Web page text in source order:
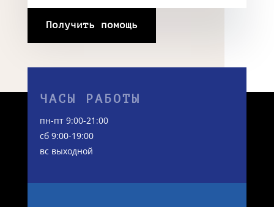
Получить помощь
ЧАСЫ РАБОТЫ
пн-пт 9:00-21:00
сб 9:00-19:00
вс выходной